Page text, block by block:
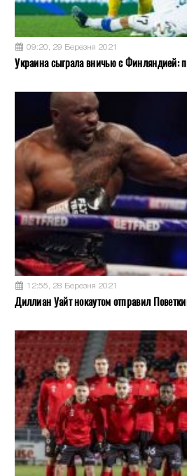
09:20, 29 Березня 2021
Украина сыграла вничью с Финляндией:
12:55, 28 Березня 2021
Диллиан Уайт нокаутом отправил